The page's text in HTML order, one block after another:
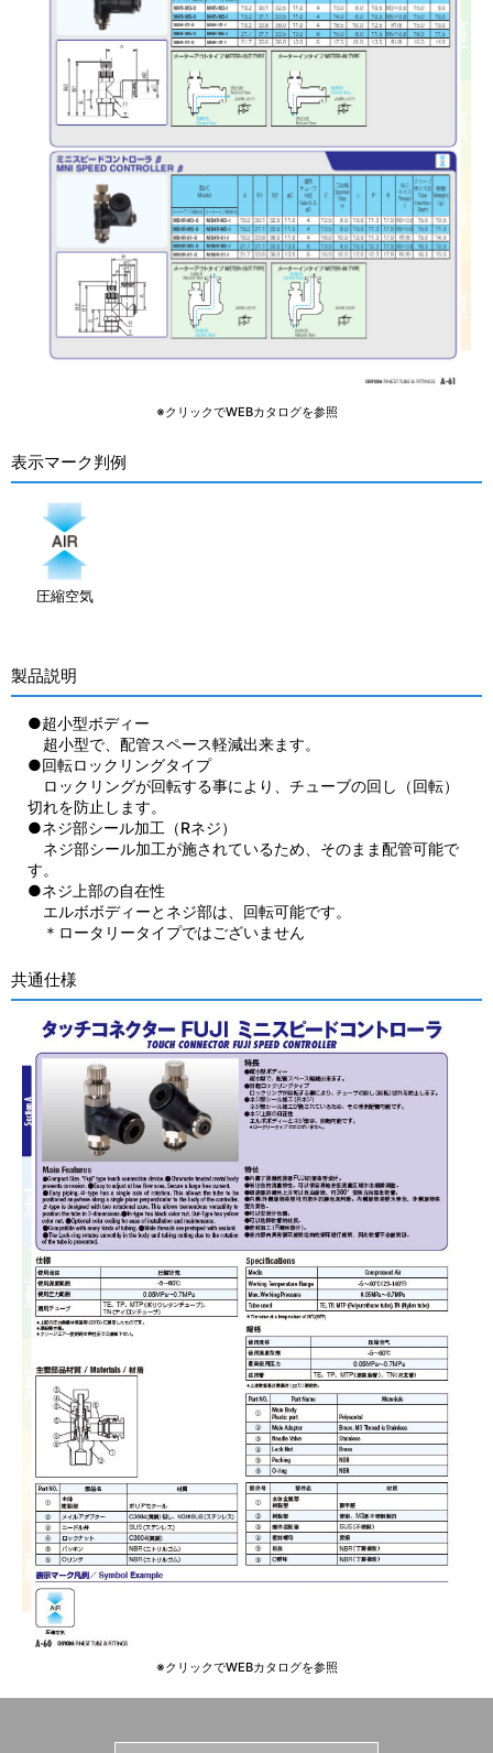
※クリックでWEBカタログを参照
表示マーク判例
圧縮空気
製品説明
●超小型ボディー
超小型で、配管スペース軽減出来ます。
●回転ロックリングタイプ
ロックリングが回転する事により、チューブの回し（回転）
切れを防止します。
●ネジ部シール加工（Rネジ）
ネジ部シール加工が施されているため、そのまま配管可能で
す。
●ネジ上部の自在性
エルボボディーとネジ部は、回転可能です。
＊ロータリータイプではございません
共通仕様
※クリックでWEBカタログを参照